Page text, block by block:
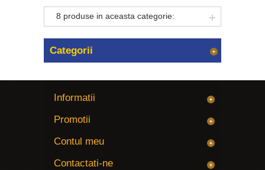
8 produse in aceasta categorie:
Categorii
Informatii
Promotii
Contul meu
Contactati-ne